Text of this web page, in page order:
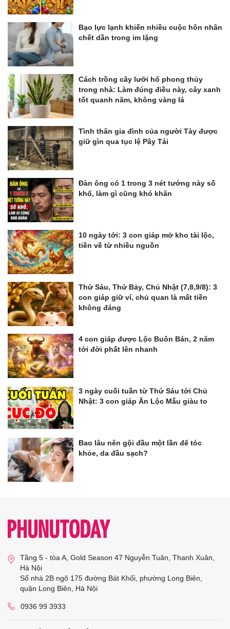
Bạo lực lạnh khiến nhiều cuộc hôn nhân
chết dần trong im lặng
Cách trồng cây lưỡi hổ phong thủy
trong nhà: Làm đúng điều này, cây xanh
tốt quanh năm, không vàng lá
Tình thân gia đình của người Tày được
giữ gìn qua tục lệ Pây Tái
Đàn ông có 1 trong 3 nét tướng này số
khổ, làm gì cũng khó khăn
10 ngày tới: 3 con giáp mở kho tài lộc,
tiền về từ nhiều nguồn
Thứ Sáu, Thứ Bảy, Chủ Nhật (7,8,9/8): 3
con giáp giữ ví, chủ quan là mất tiền
không đáng
4 con giáp được Lộc Buôn Bán, 2 năm
tới đời phất lên nhanh
3 ngày cuối tuần từ Thứ Sáu tới Chủ
Nhật: 3 con giáp Ăn Lộc Mẫu giàu to
Bao lâu nên gội đầu một lần để tóc
khỏe, da đầu sạch?
Tầng 5 - tòa A, Gold Season 47 Nguyễn Tuân, Thanh Xuân,
Hà Nội
Số nhà 2B ngõ 175 đường Bát Khối, phường Long Biên,
quận Long Biên, Hà Nội
0936 99 3933